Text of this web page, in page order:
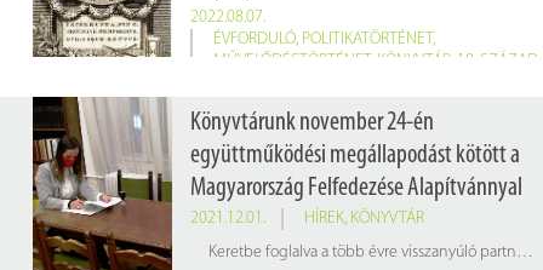
2022.08.07.
ÉVFORDULÓ, POLITIKATÖRTÉNET,
MŰVELŐDÉSTÖRTÉNET, KÖNYVTÁR, 18. SZÁZAD
Könyvtárunk november 24-én
együttműködési megállapodást kötött a
Magyarország Felfedezése Alapítvánnyal
2021.12.01. HÍREK, KÖNYVTÁR
Keretbe foglalva a több évre visszanyúló partnerséget, könyvtárunk november 24-én együttműködési megállapodást kötött a Magyarország Felfedezése Alapítvánnyal. Az Alapítvány elsődleges célja, hogy hozzájáruljon a szociográfia műveléséhez, így felvállalja és kezeli is az 1937-ben alapított és 1970-ben újraalapított "Magyarország felfedezése" könyvsorozat örökségét.